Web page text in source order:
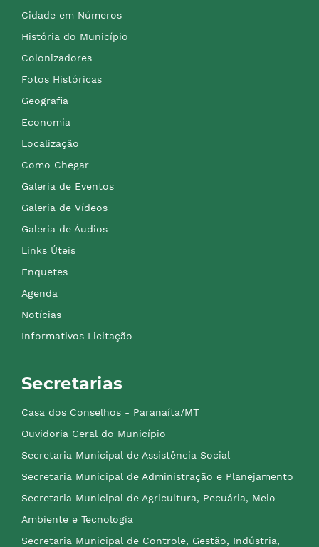
Cidade em Números
História do Município
Colonizadores
Fotos Históricas
Geografia
Economia
Localização
Como Chegar
Galeria de Eventos
Galeria de Vídeos
Galeria de Áudios
Links Úteis
Enquetes
Agenda
Notícias
Informativos Licitação
Secretarias
Casa dos Conselhos - Paranaíta/MT
Ouvidoria Geral do Município
Secretaria Municipal de Assistência Social
Secretaria Municipal de Administração e Planejamento
Secretaria Municipal de Agricultura, Pecuária, Meio
Ambiente e Tecnologia
Secretaria Municipal de Controle, Gestão, Indústria,